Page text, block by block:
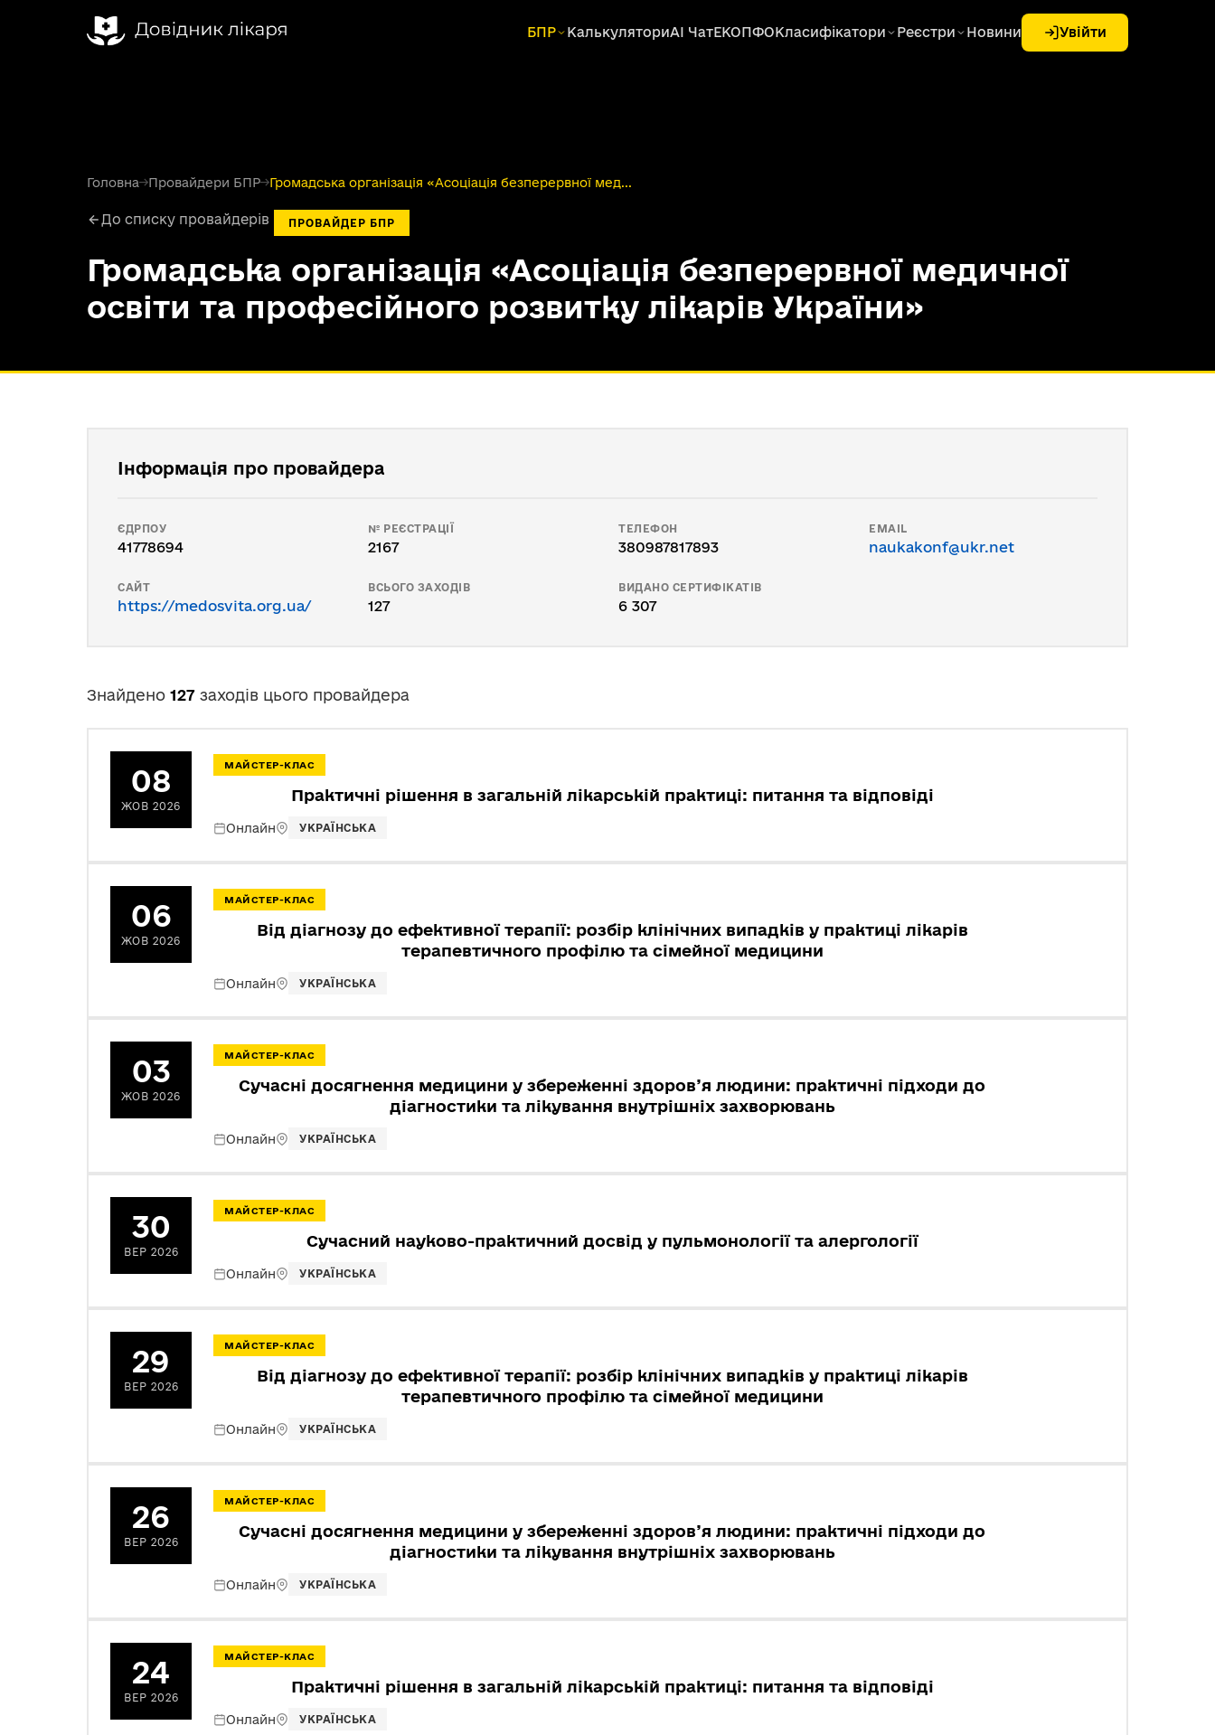
БПР КалькуляториAI ЧатЕКОПФОКласифікатори Реєстри Новини Увійти
Головна→Провайдери БПР→Громадська організація «Асоціація безперервної мед...
До списку провайдерів ПРОВАЙДЕР БПР
Громадська організація «Асоціація безперервної медичної
освіти та професійного розвитку лікарів України»
Інформація про провайдера
ЄДРПОУ
41778694
№ РЕЄСТРАЦІЇ
2167
ТЕЛЕФОН
380987817893
EMAIL
naukakonf@ukr.net
САЙТ
https://medosvita.org.ua/
ВСЬОГО ЗАХОДІВ
127
ВИДАНО СЕРТИФІКАТІВ
6 307
Знайдено 127 заходів цього провайдера
08
ЖОВ 2026
МАЙСТЕР-КЛАС
Практичні рішення в загальній лікарській практиці: питання та відповіді
Онлайн УКРАЇНСЬКА
06
ЖОВ 2026
МАЙСТЕР-КЛАС
Від діагнозу до ефективної терапії: розбір клінічних випадків у практиці лікарів
терапевтичного профілю та сімейної медицини
Онлайн УКРАЇНСЬКА
03
ЖОВ 2026
МАЙСТЕР-КЛАС
Сучасні досягнення медицини у збереженні здоров’я людини: практичні підходи до
діагностики та лікування внутрішніх захворювань
Онлайн УКРАЇНСЬКА
30
ВЕР 2026
МАЙСТЕР-КЛАС
Сучасний науково-практичний досвід у пульмонології та алергології
Онлайн УКРАЇНСЬКА
29
ВЕР 2026
МАЙСТЕР-КЛАС
Від діагнозу до ефективної терапії: розбір клінічних випадків у практиці лікарів
терапевтичного профілю та сімейної медицини
Онлайн УКРАЇНСЬКА
26
ВЕР 2026
МАЙСТЕР-КЛАС
Сучасні досягнення медицини у збереженні здоров’я людини: практичні підходи до
діагностики та лікування внутрішніх захворювань
Онлайн УКРАЇНСЬКА
24
ВЕР 2026
МАЙСТЕР-КЛАС
Практичні рішення в загальній лікарській практиці: питання та відповіді
Онлайн УКРАЇНСЬКА